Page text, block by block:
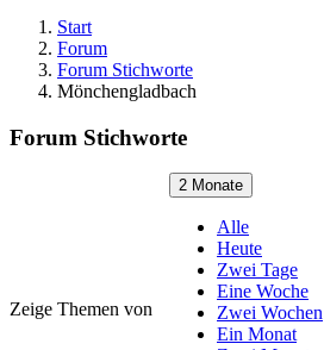
Start
Forum
Forum Stichworte
Mönchengladbach
Forum Stichworte
Zeige Themen von
2 Monate
Alle
Heute
Zwei Tage
Eine Woche
Zwei Wochen
Ein Monat